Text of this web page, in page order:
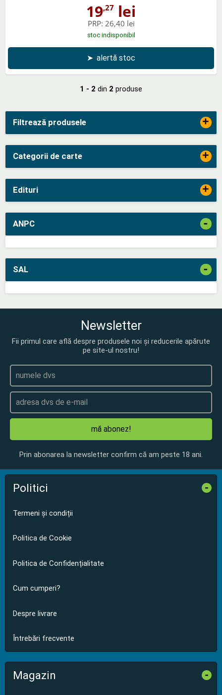
Filtrează produsele +
Categorii de carte +
Edituri +
ANPC -
SAL -
19,27 lei
PRP: 26,40 lei
stoc indisponibil
➤ alertă stoc
1 - 2 din 2 produse
Newsletter
Fii primul care află despre produsele noi și reducerile apărute
pe site-ul nostru!
mă abonez!
Prin abonarea la newsletter confirm că am peste 18 ani.
Politici -
Termeni și condiții
Politica de Cookie
Politica de Confidențialitate
Cum cumperi?
Despre livrare
Întrebări frecvente
Magazin -